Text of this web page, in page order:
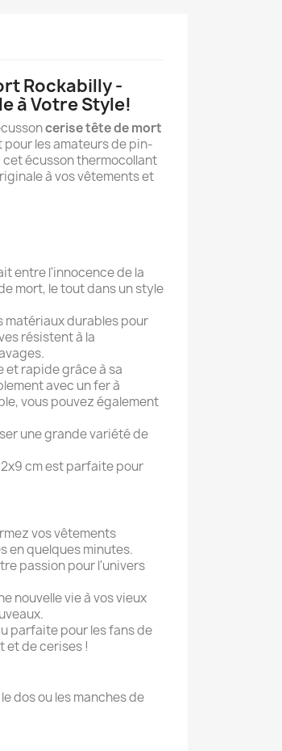
Rockabilly -
à Votre Style!
cerise tête de mort
les amateurs de pin-
écusson thermocollant
à vos vêtements et
entre l'innocence de la
mort, le tout dans un style
matériaux durables pour
résistent à la
rapide grâce à sa
avec un fer à
vous pouvez également
une grande variété de
cm est parfaite pour
vos vêtements
en quelques minutes.
passion pour l'univers
nouvelle vie à vos vieux
parfaite pour les fans de
et de cerises !
dos ou les manches de